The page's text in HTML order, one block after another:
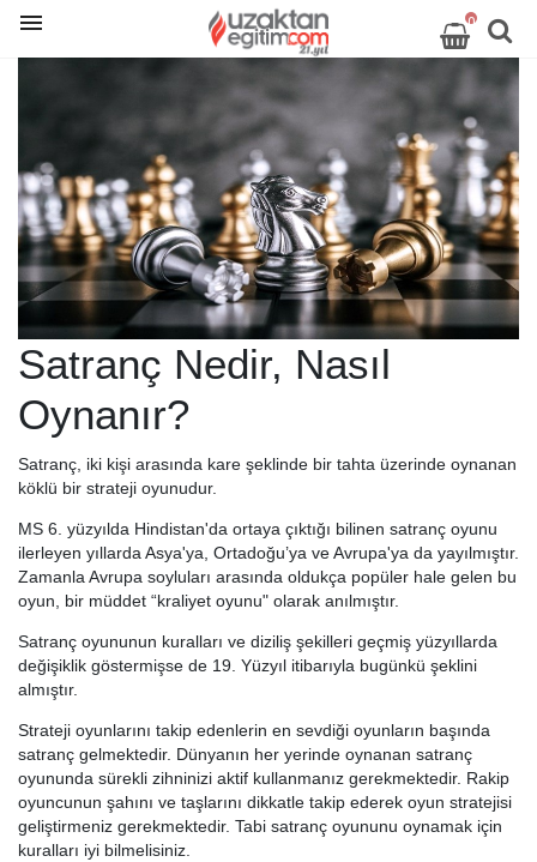
0
Satranç Nedir, Nasıl
Oynanır?
Satranç, iki kişi arasında kare şeklinde bir tahta üzerinde oynanan
köklü bir strateji oyunudur.
MS 6. yüzyılda Hindistan'da ortaya çıktığı bilinen satranç oyunu
ilerleyen yıllarda Asya'ya, Ortadoğu’ya ve Avrupa'ya da yayılmıştır.
Zamanla Avrupa soyluları arasında oldukça popüler hale gelen bu
oyun, bir müddet “kraliyet oyunu" olarak anılmıştır.
Satranç oyununun kuralları ve diziliş şekilleri geçmiş yüzyıllarda
değişiklik göstermişse de 19. Yüzyıl itibarıyla bugünkü şeklini
almıştır.
Strateji oyunlarını takip edenlerin en sevdiği oyunların başında
satranç gelmektedir. Dünyanın her yerinde oynanan satranç
oyununda sürekli zihninizi aktif kullanmanız gerekmektedir. Rakip
oyuncunun şahını ve taşlarını dikkatle takip ederek oyun stratejisi
geliştirmeniz gerekmektedir. Tabi satranç oyununu oynamak için
kuralları iyi bilmelisiniz.